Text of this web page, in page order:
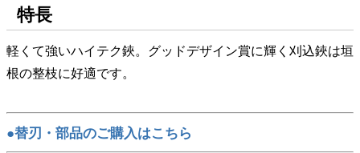
特長
軽くて強いハイテク鋏。グッドデザイン賞に輝く刈込鋏は垣
根の整枝に好適です。
●替刃・部品のご購入はこちら